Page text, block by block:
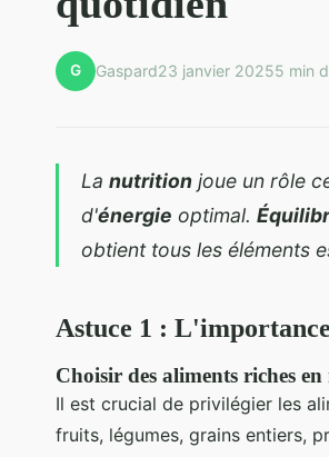
G Gaspard23 janvier 20255 min
La nutrition joue un rôle
d'énergie optimal.
obtient tous les éléments
Astuce 1 :
Choisir des aliments riches
Il est crucial de privilégier les
fruits, légumes, grains entiers,